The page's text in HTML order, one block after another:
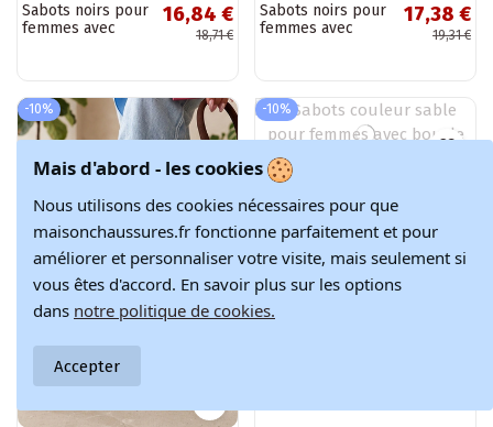
Sabots noirs pour
femmes avec
16,84 €
18,71 €
Sabots noirs pour
femmes avec
17,38 €
19,31 €
-10% -10%
Sabots couleur
sable pour
femmes avec
boucle décorative
Isadora
Mais d'abord - les cookies
Nous utilisons des cookies nécessaires pour que
maisonchaussures.fr fonctionne parfaitement et pour
améliorer et personnaliser votre visite, mais seulement si
vous êtes d'accord. En savoir plus sur les options
dans notre politique de cookies.
Accepter